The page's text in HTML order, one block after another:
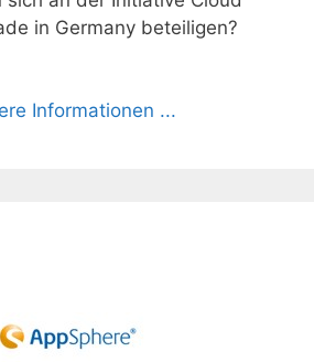
in Germany beteiligen?
Informationen ...